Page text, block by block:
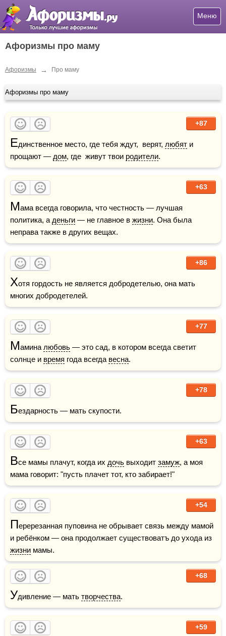
Меню
Афоризмы про маму
Афоризмы → Про маму
Афоризмы про маму
+87
Единственное место, где тебя ждут,  верят, любят и
прощают — дом, где  живут твои родители.
+63
Мама всегда говорила, что честность — лучшая
политика, а деньги — не главное в жизни. Она была
неправа также в других вещах.
+86
Хотя гордость не является добродетелью, она мать
многих добродетелей.
+77
Мамина любовь — это сад, в котором всегда светит
солнце и время года всегда весна.
+78
Бездарность — мать скупости.
+63
Все мамы плачут, когда их дочь выходит замуж, а моя
мама говорит: "пусть плачет тот, кто забирает!"
+54
Перерезанная пуповина не обрывает связь между мамой
жизни мамы.
+68
Удивление — мать творчества.
+59